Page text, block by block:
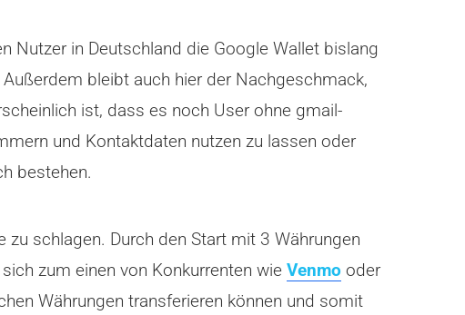
Nutzer in Deutschland die Google Wallet bislang
bleibt auch hier der Nachgeschmack,
ist, dass es noch User ohne gmail-
und Kontaktdaten nutzen zu lassen oder
bestehen.
schlagen. Durch den Start mit 3 Währungen
zum einen von Konkurrenten wie Venmo oder
Währungen transferieren können und somit